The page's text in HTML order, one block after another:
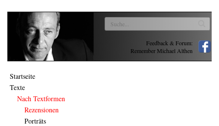
Feedback & Forum:
Remember Michael Althen
Startseite
Texte
Nach Textformen
Rezensionen
Porträts